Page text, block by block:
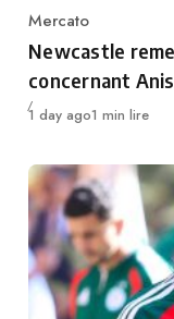
Category
Mercato
Newcastle
concernant
Publié
1 day ago1 min lire